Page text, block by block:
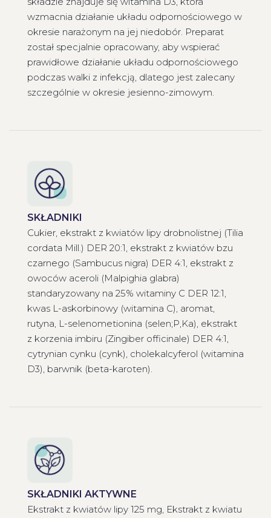
wzmacnia działanie układu odpornościowego w
okresie narażonym na jej niedobór. Preparat
został specjalnie opracowany, aby wspierać
prawidłowe działanie układu odpornościowego
podczas walki z infekcją, dlatego jest zalecany
szczególnie w okresie jesienno-zimowym.
SKŁADNIKI
Cukier, ekstrakt z kwiatów lipy drobnolistnej (Tilia
cordata Mill.) DER 20:1, ekstrakt z kwiatów bzu
czarnego (Sambucus nigra) DER 4:1, ekstrakt z
owoców aceroli (Malpighia glabra)
standaryzowany na 25% witaminy C DER 12:1,
kwas L-askorbinowy (witamina C), aromat,
rutyna, L-selenometionina (selen;P,Ka), ekstrakt
z korzenia imbiru (Zingiber officinale) DER 4:1,
cytrynian cynku (cynk), cholekalcyferol (witamina
D3), barwnik (beta-karoten).
SKŁADNIKI AKTYWNE
Ekstrakt z kwiatów lipy 125 mg, Ekstrakt z kwiatu